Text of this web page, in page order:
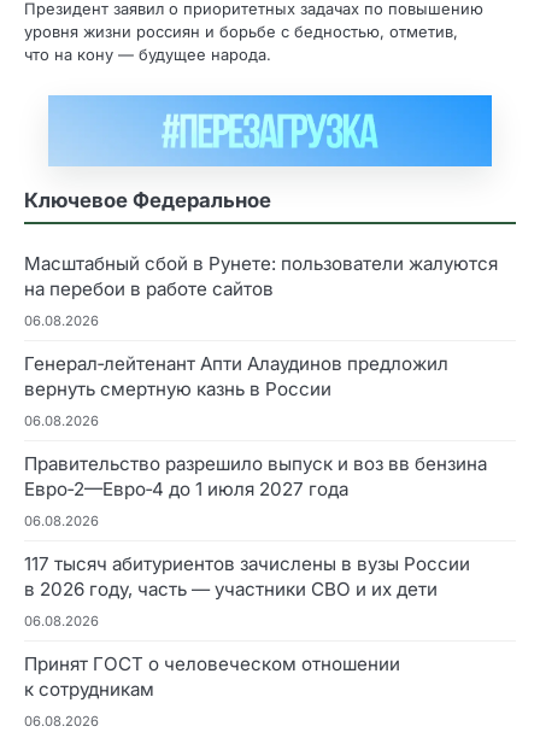
Президент заявил о приоритетных задачах по повышению
уровня жизни россиян и борьбе с бедностью, отметив,
что на кону — будущее народа.
Ключевое Федеральное
Масштабный сбой в Рунете: пользователи жалуются
на перебои в работе сайтов
06.08.2026
Генерал‑лейтенант Апти Алаудинов предложил
вернуть смертную казнь в России
06.08.2026
Правительство разрешило выпуск и воз вв бензина
Евро‑2—Евро‑4 до 1 июля 2027 года
06.08.2026
117 тысяч абитуриентов зачислены в вузы России
в 2026 году, часть — участники СВО и их дети
06.08.2026
Принят ГОСТ о человеческом отношении
к сотрудникам
06.08.2026